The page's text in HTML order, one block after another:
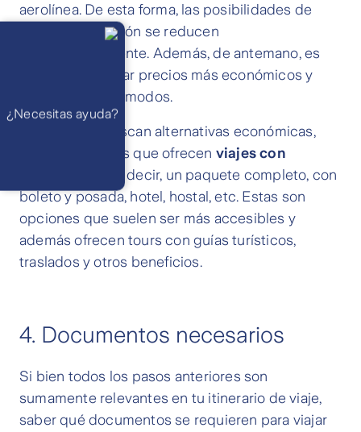
aerolínea. De esta forma, las posibilidades de
perder la conexión se reducen
considerablemente. Además, de antemano, es
posible encontrar precios más económicos y
asientos más cómodos.
Para los que buscan alternativas económicas,
existen agencias que ofrecen viajes con
, es decir, un paquete completo, con
boleto y posada, hotel, hostal, etc. Estas son
opciones que suelen ser más accesibles y
además ofrecen tours con guías turísticos,
traslados y otros beneficios.
4. Documentos necesarios
Si bien todos los pasos anteriores son
sumamente relevantes en tu itinerario de viaje,
saber qué documentos se requieren para viajar
¿Necesitas ayuda?
WhatsApp
Atención 24